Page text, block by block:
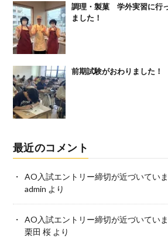
調理・製菓 学外実習に行
ました！
前期試験がおわりました！
最近のコメント
AO入試エントリー締切が近づいてい
admin より
AO入試エントリー締切が近づいてい
栗田 桜より